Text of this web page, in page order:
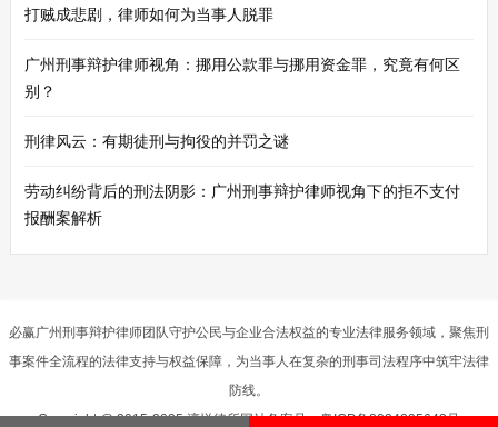
打贼成悲剧，律师如何为当事人脱罪
广州刑事辩护律师视角：挪用公款罪与挪用资金罪，究竟有何区
别？
刑律风云：有期徒刑与拘役的并罚之谜
劳动纠纷背后的刑法阴影：广州刑事辩护律师视角下的拒不支付
报酬案解析
必赢广州刑事辩护律师团队守护公民与企业合法权益的专业法律服务领域，聚焦刑
事案件全流程的法律支持与权益保障，为当事人在复杂的刑事司法程序中筑牢法律
防线。
Copyright @ 2015-2025 淳悦律所网站备案号：粤ICP备2024295643号